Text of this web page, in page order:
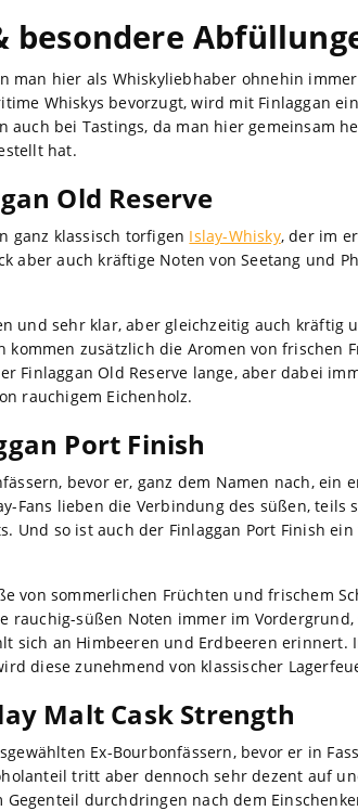
besondere
man hier als Whiskyliebhaber ohnehin
Whiskys bevorzugt, wird mit Finlaggan
bei Tastings, da man hier gemeinsam
hat.
Old Reserve
ganz klassisch torfigen Islay-Whisky, der im
aber auch kräftige Noten von Seetang und
und sehr klar, aber gleichzeitig auch kräftig
kommen zusätzlich die Aromen von frischen
Finlaggan Old Reserve lange, aber dabei
rauchigem Eichenholz.
Port Finish
bevor er, ganz dem Namen nach, ein
Fans lieben die Verbindung des süßen, teils
Und so ist auch der Finlaggan Port Finish
von sommerlichen Früchten und frischem
rauchig-süßen Noten immer im Vordergrund,
sich an Himbeeren und Erdbeeren erinnert.
diese zunehmend von klassischer
Malt Cask Strength
Ex-Bourbonfässern, bevor er in
tritt aber dennoch sehr dezent auf
durchdringen nach dem